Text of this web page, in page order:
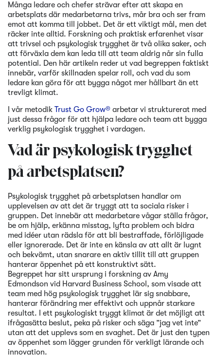
Många ledare och chefer strävar efter att skapa en
arbetsplats där medarbetarna trivs, mår bra och ser fram
emot att komma till jobbet. Det är ett viktigt mål, men det
räcker inte alltid. Forskning och praktisk erfarenhet visar
att trivsel och psykologisk trygghet är två olika saker, och
att förväxla dem kan leda till att team aldrig når sin fulla
potential. Den här artikeln reder ut vad begreppen faktiskt
innebär, varför skillnaden spelar roll, och vad du som
ledare kan göra för att bygga något mer hållbart än ett
trevligt klimat.
I vår metodik Trust Go Grow® arbetar vi strukturerat med
just dessa frågor för att hjälpa ledare och team att bygga
verklig psykologisk trygghet i vardagen.
Vad är psykologisk trygghet
på arbetsplatsen?
Psykologisk trygghet på arbetsplatsen handlar om
upplevelsen av att det är tryggt att ta sociala risker i
gruppen. Det innebär att medarbetare vågar ställa frågor,
be om hjälp, erkänna misstag, lyfta problem och bidra
med idéer utan rädsla för att bli bestraffade, förlöjligade
eller ignorerade. Det är inte en känsla av att allt är lugnt
och bekvämt, utan snarare en aktiv tillit till att gruppen
hanterar öppenhet på ett konstruktivt sätt.
Begreppet har sitt ursprung i forskning av Amy
Edmondson vid Harvard Business School, som visade att
team med hög psykologisk trygghet lär sig snabbare,
hanterar förändring mer effektivt och uppnår starkare
resultat. I ett psykologiskt tryggt klimat är det möjligt att
ifrågasätta beslut, peka på risker och säga ”jag vet inte”
utan att det upplevs som en svaghet. Det är just den typen
av öppenhet som lägger grunden för verkligt lärande och
innovation.